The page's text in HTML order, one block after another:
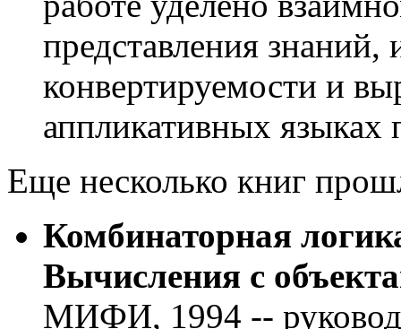
представления
конвертируемости и
аппликативных
Еще несколько книг
Комбинаторная
Вычисления с
МИФИ, 1994 --